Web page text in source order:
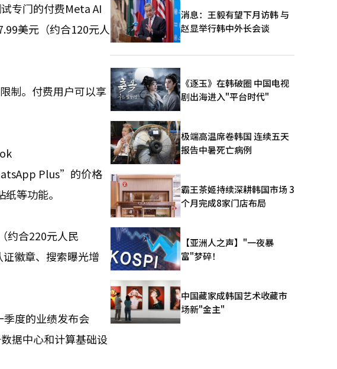
专门的付费Meta AI
美元（约合120元人
制。付费用户可以享
Plus”的价格
等功能。
约合220元人民
徽章、搜索曝光增
度的业绩发布会
据中心和计算基础设
消息：王毅有望下月访韩 与
赵显举行韩中外长会谈
《逐玉》在韩破圈 中国电视
剧出海进入"平台时代"
极端高温席卷韩国 连续五天
报告中暑死亡病例
霸王茶姬持续深耕韩国市场 3
个月完成8家门店布局
【亚洲人之声】"一夜暴
富"梦碎！
中国藏家成韩国艺术收藏市
场新"金主"